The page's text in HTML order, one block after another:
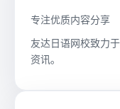
专注优质内容分享
友达日语网校致力
资讯。